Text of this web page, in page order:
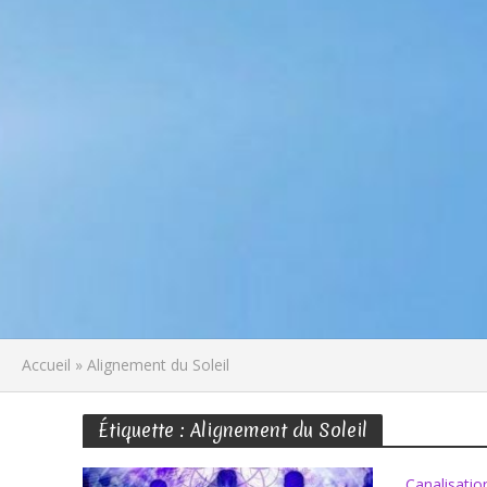
Accueil » Alignement du Soleil
Étiquette : Alignement du Soleil